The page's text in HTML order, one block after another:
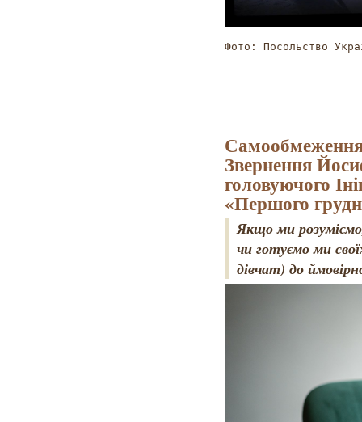
Фото: Посольство
Звернення
головуючого
«Першого
Якщо ми
чи готуємо ми
дівчат) до